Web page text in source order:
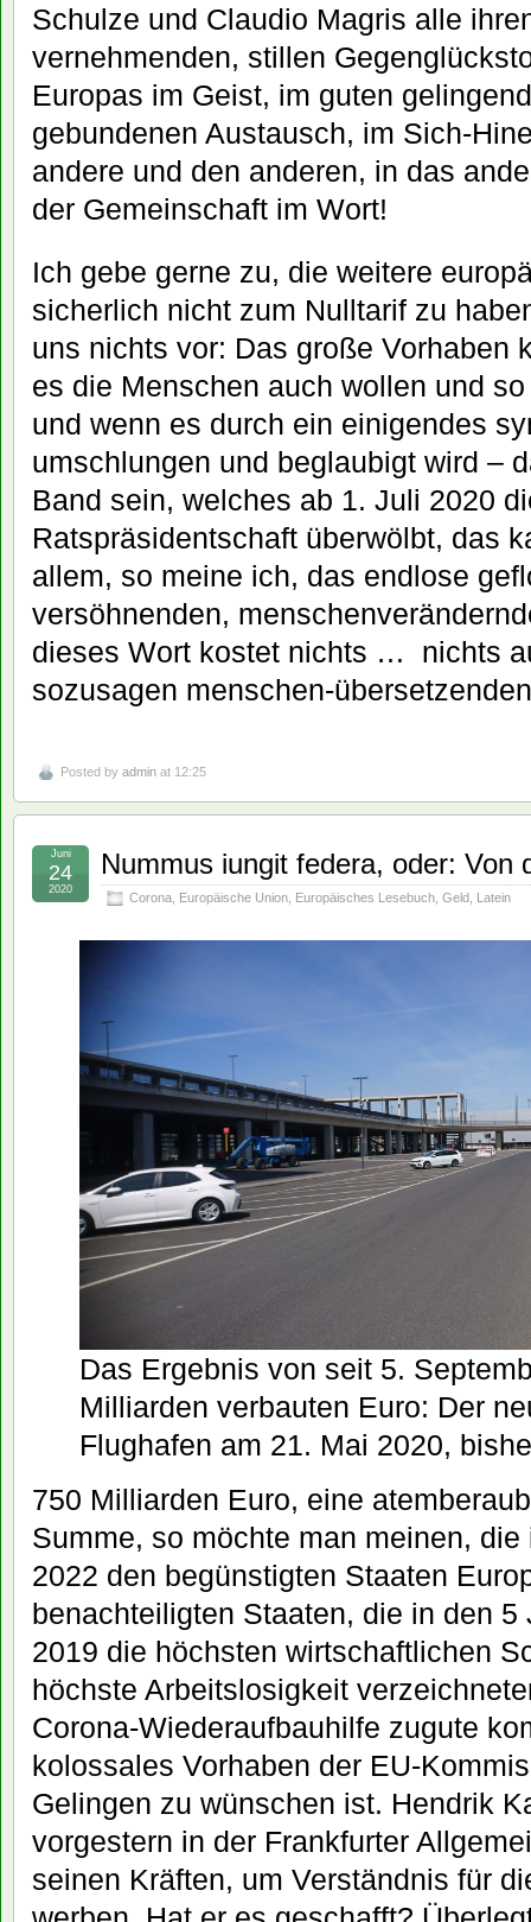
Schulze und Claudio Magris alle
vernehmenden, stillen
Europas im Geist, im guten
gebundenen Austausch, im Sich-
andere und den anderen, in das
der Gemeinschaft im Wort!
Ich gebe gerne zu, die weitere
sicherlich nicht zum Nulltarif zu
uns nichts vor: Das große Vorhaben
es die Menschen auch wollen und so
und wenn es durch ein einigendes
umschlungen und beglaubigt wird –
Band sein, welches ab 1. Juli 2020
Ratspräsidentschaft überwölbt, das
allem, so meine ich, das endlose
versöhnenden,
dieses Wort kostet nichts … nichts
sozusagen menschen-
Posted by admin at 12:25
Nummus iungit federa, oder: Von
Corona Europäische Union Europäisches Lesebuch Geld Latein
Juni
24
2020
Das Ergebnis von seit 5.
Milliarden verbauten Euro: Der
Flughafen am 21. Mai 2020,
750 Milliarden Euro, eine
Summe, so möchte man meinen,
2022 den begünstigten Staaten
benachteiligten Staaten, die in den 5
2019 die höchsten wirtschaftlichen
höchste Arbeitslosigkeit
Corona-Wiederaufbauhilfe zugute
kolossales Vorhaben der EU-
Gelingen zu wünschen ist. Hendrik
vorgestern in der Frankfurter
seinen Kräften, um Verständnis für